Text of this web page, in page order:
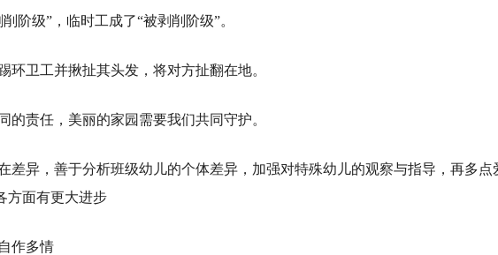
阶级”，临时工成了“被剥削阶级”。
环卫工并揪扯其头发，将对方扯翻在地。
的责任，美丽的家园需要我们共同守护。
差异，善于分析班级幼儿的个体差异，加强对特殊幼儿的观察与指导，再多点
方面有更大进步
作多情